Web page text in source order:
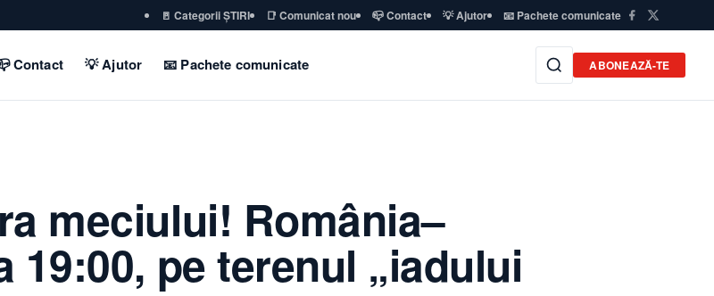
🚪 Categorii ȘTIRI 📑 Comunicat nou 📪 Contact 💡 Ajutor 📧 Pachete comunicate
Contact 💡 Ajutor 📧 Pachete comunicate ABONEAZĂ-TE
meciului! România–
19:00, pe terenul „iadului